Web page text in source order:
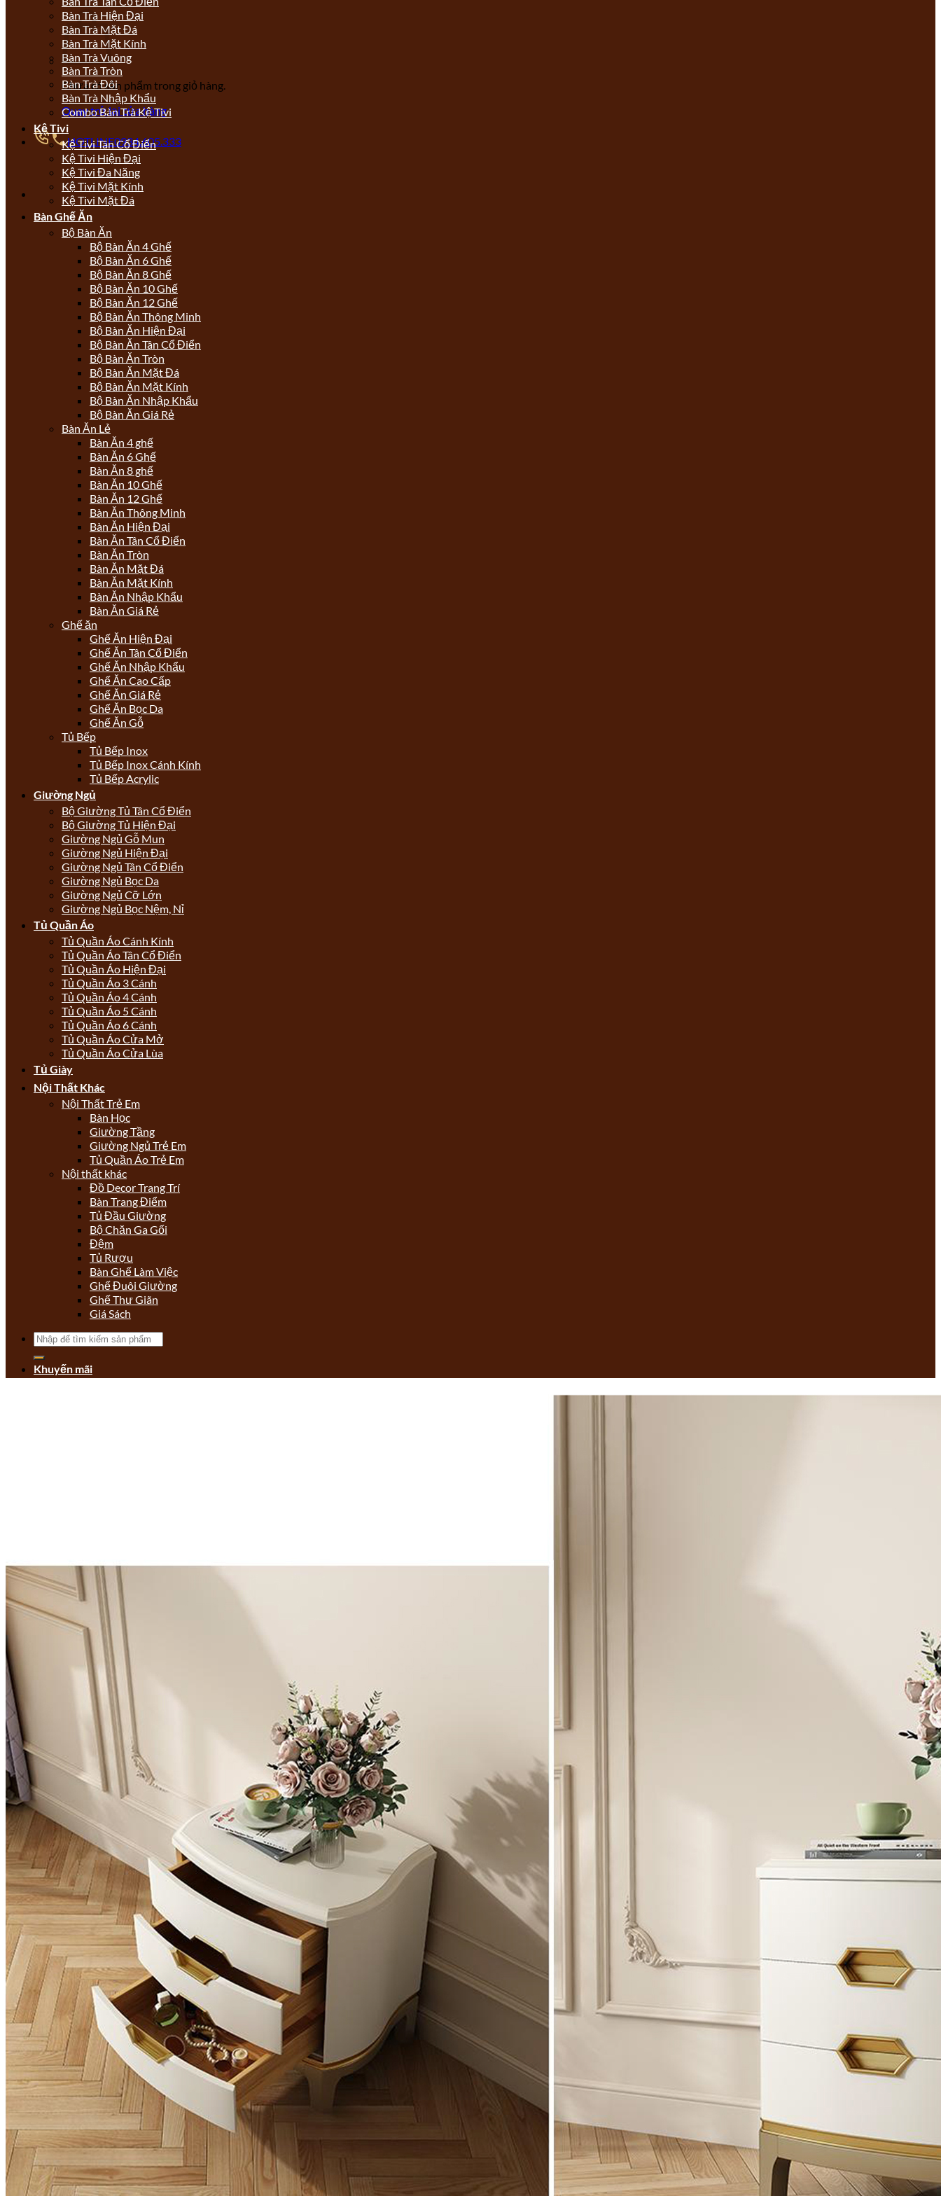
Chưa có sản phẩm trong giỏ hàng.
Quay trở lại cửa hàng
HOTLINE0934.605.333
Bàn Trà Hiện Đại
Bàn Trà Mặt Đá
Bàn Trà Mặt Kính
Bàn Trà Vuông
Bàn Trà Tròn
Bàn Trà Đôi
Bàn Trà Nhập Khẩu
Combo Bàn Trà Kệ Tivi
Kệ Tivi
Kệ Tivi Tân Cổ Điển
Kệ Tivi Hiện Đại
Kệ Tivi Đa Năng
Kệ Tivi Mặt Kính
Kệ Tivi Mặt Đá
Bàn Ghế Ăn
Bộ Bàn Ăn
Bộ Bàn Ăn 4 Ghế
Bộ Bàn Ăn 6 Ghế
Bộ Bàn Ăn 8 Ghế
Bộ Bàn Ăn 10 Ghế
Bộ Bàn Ăn 12 Ghế
Bộ Bàn Ăn Thông Minh
Bộ Bàn Ăn Hiện Đại
Bộ Bàn Ăn Tân Cổ Điển
Bộ Bàn Ăn Tròn
Bộ Bàn Ăn Mặt Đá
Bộ Bàn Ăn Mặt Kính
Bộ Bàn Ăn Nhập Khẩu
Bộ Bàn Ăn Giá Rẻ
Bàn Ăn Lẻ
Bàn Ăn 4 ghế
Bàn Ăn 6 Ghế
Bàn Ăn 8 ghế
Bàn Ăn 10 Ghế
Bàn Ăn 12 Ghế
Bàn Ăn Thông Minh
Bàn Ăn Hiện Đại
Bàn Ăn Tân Cổ Điển
Bàn Ăn Tròn
Bàn Ăn Mặt Đá
Bàn Ăn Mặt Kính
Bàn Ăn Nhập Khẩu
Bàn Ăn Giá Rẻ
Ghế ăn
Ghế Ăn Hiện Đại
Ghế Ăn Tân Cổ Điển
Ghế Ăn Nhập Khẩu
Ghế Ăn Cao Cấp
Ghế Ăn Giá Rẻ
Ghế Ăn Bọc Da
Ghế Ăn Gỗ
Tủ Bếp
Tủ Bếp Inox
Tủ Bếp Inox Cánh Kính
Tủ Bếp Acrylic
Giường Ngủ
Bộ Giường Tủ Tân Cổ Điển
Bộ Giường Tủ Hiện Đại
Giường Ngủ Gỗ Mun
Giường Ngủ Hiện Đại
Giường Ngủ Tân Cổ Điển
Giường Ngủ Bọc Da
Giường Ngủ Cỡ Lớn
Giường Ngủ Bọc Nệm, Nỉ
Tủ Quần Áo
Tủ Quần Áo Cánh Kính
Tủ Quần Áo Tân Cổ Điển
Tủ Quần Áo Hiện Đại
Tủ Quần Áo 3 Cánh
Tủ Quần Áo 4 Cánh
Tủ Quần Áo 5 Cánh
Tủ Quần Áo 6 Cánh
Tủ Quần Áo Cửa Mở
Tủ Quần Áo Cửa Lùa
Tủ Giày
Nội Thất Khác
Nội Thất Trẻ Em
Bàn Học
Giường Tầng
Giường Ngủ Trẻ Em
Tủ Quần Áo Trẻ Em
Nội thất khác
Đồ Decor Trang Trí
Bàn Trang Điểm
Tủ Đầu Giường
Bộ Chăn Ga Gối
Đệm
Tủ Rượu
Bàn Ghế Làm Việc
Ghế Đuôi Giường
Ghế Thư Giãn
Giá Sách
Tìm
kiếm:
Khuyến mãi